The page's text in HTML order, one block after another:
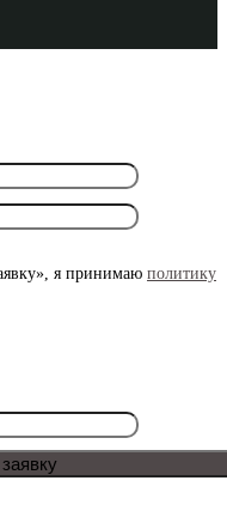
я принимаю политику